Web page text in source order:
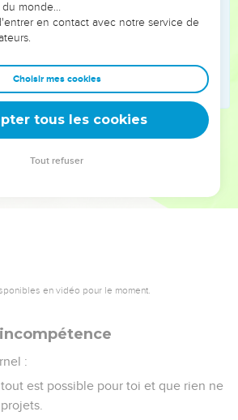
elles qui les ont façonnés.
leaders, entrepreneurs, et responsables
plus de sagesse afin que leurs erreurs
Que vous guidiez un ministère, une
ou une famille, leur expérience est faite
en vidéo pour le moment.
:
est possible pour toi et que rien ne
du monde…
en contact avec notre service de
Choisir mes cookies
tous les cookies
Tout refuser